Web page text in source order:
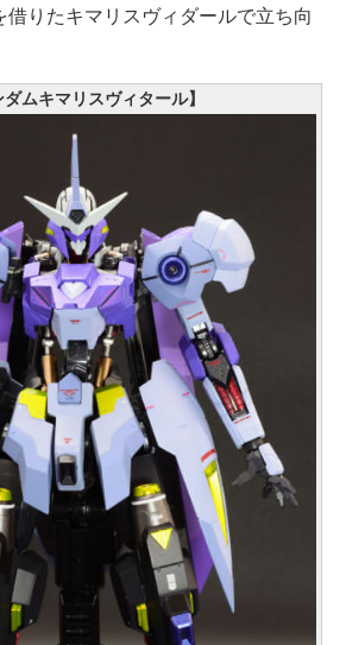
借りたキマリスヴィダールで立ち向
ダムキマリスヴィタール】